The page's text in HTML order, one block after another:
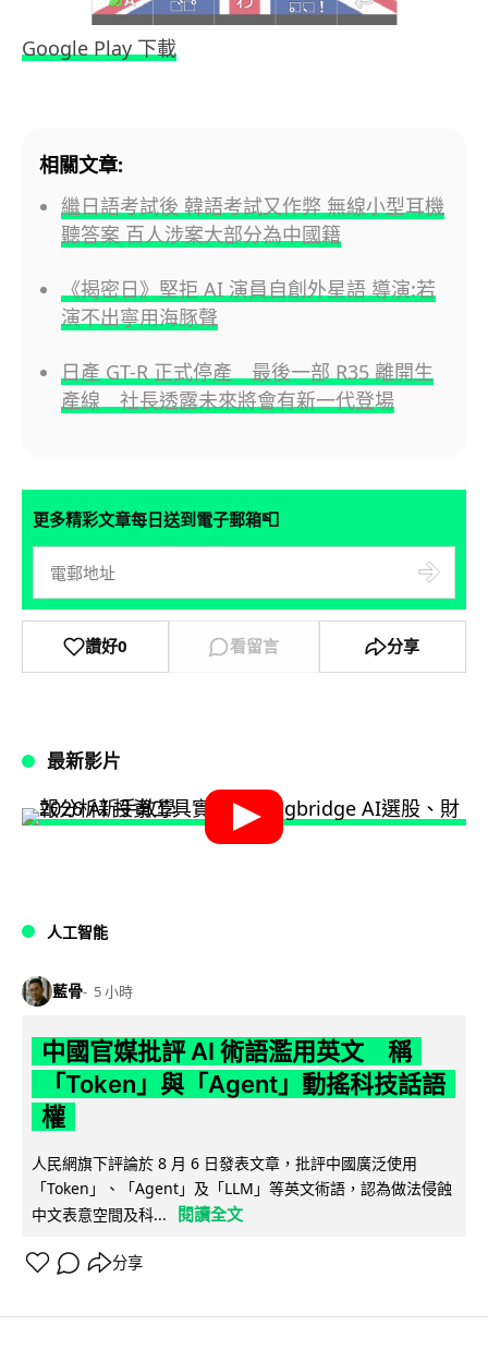
Google Play 下載
相關文章:
繼日語考試後 韓語考試又作弊 無線小型耳機
聽答案 百人涉案大部分為中國籍
《揭密日》堅拒 AI 演員自創外星語 導演:若
演不出寧用海豚聲
日產 GT-R 正式停產 最後一部 R35 離開生
產線 社長透露未來將會有新一代登場
更多精彩文章每日送到電子郵箱📮
讚好0 看留言 分享
最新影片
人工智能
藍骨 5 小時
中國官媒批評 AI 術語濫用英文 稱
「Token」與「Agent」動搖科技話語
權
人民網旗下評論於 8 月 6 日發表文章，批評中國廣泛使用
「Token」、「Agent」及「LLM」等英文術語，認為做法侵蝕
中文表意空間及科...
閱讀全文
分享